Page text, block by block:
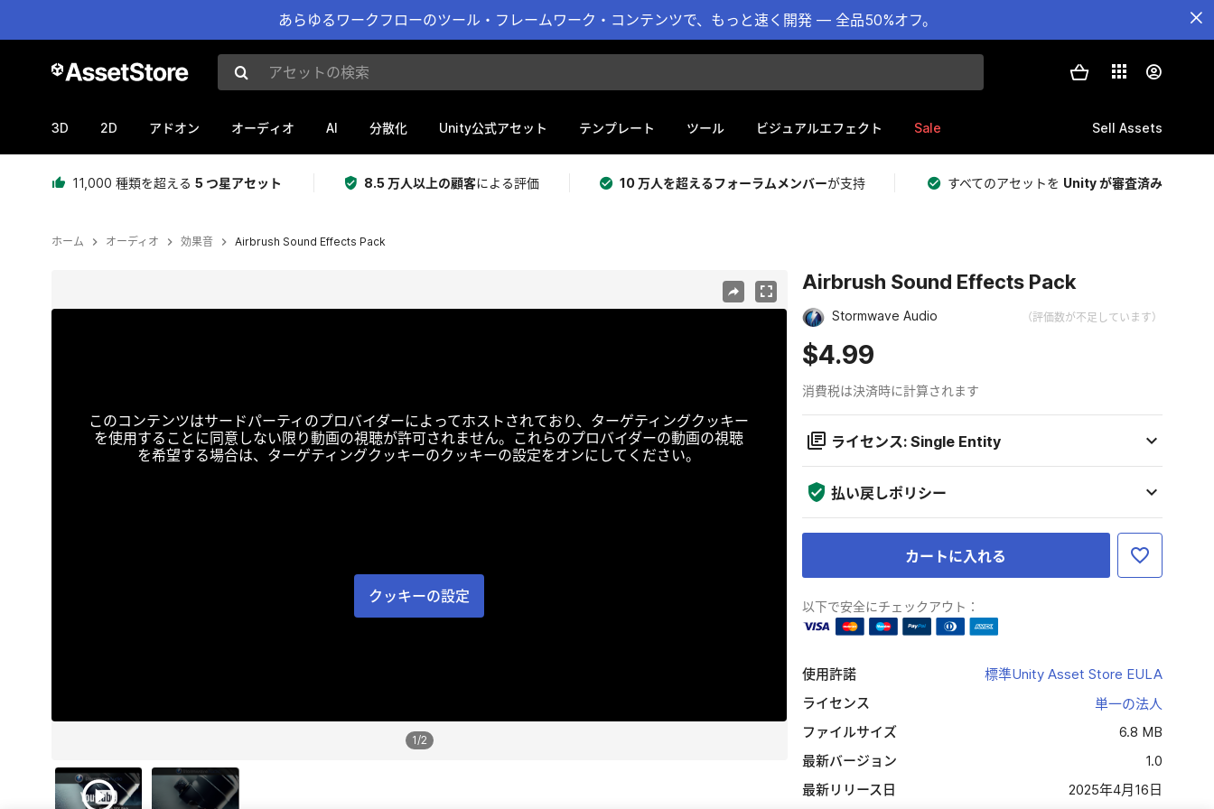
あらゆるワークフローのツール・フレームワーク・コンテンツで、もっと速く開発 — 全品50%オフ。
アセットの検索
3D 2D アドオン オーディオ AI 分散化 Unity公式アセット テンプレート ツール ビジュアルエフェクト Sale Sell Assets
11,000 種類を超える 5 つ星アセット 8.5 万人以上の顧客による評価 10 万人を超えるフォーラムメンバーが支持 すべてのアセットを Unity が審査済み
ホーム オーディオ 効果音 Airbrush Sound Effects Pack
このコンテンツはサードパーティのプロバイダーによってホストされており、ターゲティングクッキー
を使用することに同意しない限り動画の視聴が許可されません。これらのプロバイダーの動画の視聴
を希望する場合は、ターゲティングクッキーのクッキーの設定をオンにしてください。
クッキーの設定
1/2
Airbrush Sound Effects Pack
Stormwave Audio （評価数が不足しています）
$4.99
消費税は決済時に計算されます
ライセンス: Single Entity
払い戻しポリシー
カートに入れる
以下で安全にチェックアウト：
使用許諾
標準Unity Asset Store EULA
ライセンス
単一の法人
ファイルサイズ
6.8 MB
最新バージョン
1.0
最新リリース日
2025年4月16日